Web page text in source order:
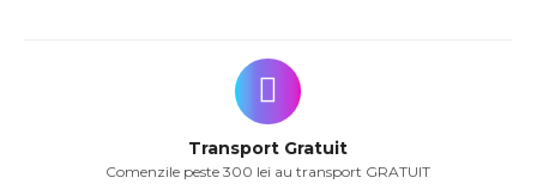
Transport Gratuit
Comenzile peste 300 lei au transport GRATUIT